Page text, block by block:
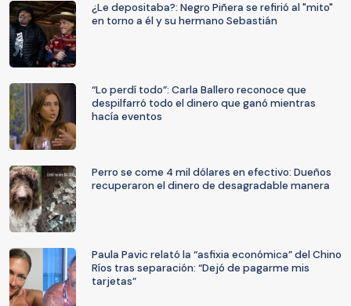
¿Le depositaba?: Negro Piñera se refirió al "mito"
en torno a él y su hermano Sebastián
“Lo perdí todo”: Carla Ballero reconoce que
despilfarró todo el dinero que ganó mientras
hacía eventos
Perro se come 4 mil dólares en efectivo: Dueños
recuperaron el dinero de desagradable manera
Paula Pavic relató la “asfixia económica” del Chino
Ríos tras separación: “Dejó de pagarme mis
tarjetas”